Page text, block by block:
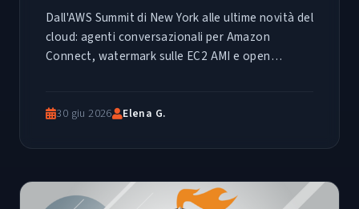
Dall'AWS Summit di New York alle ultime novità del
cloud: agenti conversazionali per Amazon
Connect, watermark sulle EC2 AMI e open
30 giu 2026 Elena G.